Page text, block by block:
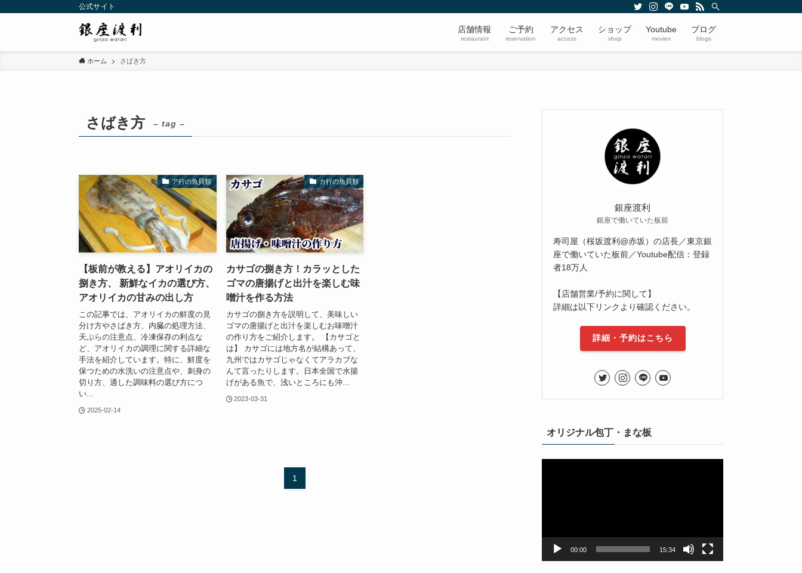
公式サイト
店舗情報
restaurant
ご予約
reservation
アクセス
access
ショップ
shop
Youtube
movies
ブログ
blogs
ホーム さばき方
さばき方 – tag –
ア行の魚貝類
【板前が教える】アオリイカの
捌き方、 新鮮なイカの選び方、
アオリイカの甘みの出し方
この記事では、アオリイカの鮮度の見
分け方やさばき方、内臓の処理方法、
天ぷらの注意点、冷凍保存の利点な
ど、アオリイカの調理に関する詳細な
手法を紹介しています。特に、鮮度を
保つための水洗いの注意点や、刺身の
切り方、適した調味料の選び方につ
い...
2025-02-14
カ行の魚貝類
カサゴの捌き方！カラッとした
ゴマの唐揚げと出汁を楽しむ味
噌汁を作る方法
カサゴの捌き方を説明して、美味しい
ゴマの唐揚げと出汁を楽しむお味噌汁
の作り方をご紹介します。 【カサゴと
は】 カサゴには地方名が結構あって、
九州ではカサゴじゃなくてアラカブな
んて言ったりします。日本全国で水揚
げがある魚で、浅いところにも沖...
2023-03-31
1
銀座渡利
銀座で働いていた板前
寿司屋（桜坂渡利@赤坂）の店長／東京銀
座で働いていた板前／Youtube配信：登録
者18万人
【店舗営業/予約に関して】
詳細は以下リンクより確認ください。
詳細・予約はこちら
オリジナル包丁・まな板
00:00 15:34